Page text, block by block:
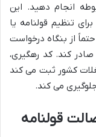
انجام دهید. این
تنظیم قولنامه یا
از بنگاه درخواست
کند. کد رهگیری،
کشور ثبت می کند
می کند.
قولنامه